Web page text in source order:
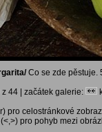
Co se zde pěstuje.
44 | začátek galerie:
pro celostránkové
pro pohyb mezi